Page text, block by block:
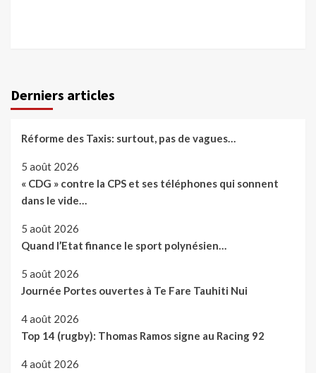
Derniers articles
Réforme des Taxis: surtout, pas de vagues…
5 août 2026
« CDG » contre la CPS et ses téléphones qui sonnent
dans le vide…
5 août 2026
Quand l’Etat finance le sport polynésien…
5 août 2026
Journée Portes ouvertes à Te Fare Tauhiti Nui
4 août 2026
Top 14 (rugby): Thomas Ramos signe au Racing 92
4 août 2026